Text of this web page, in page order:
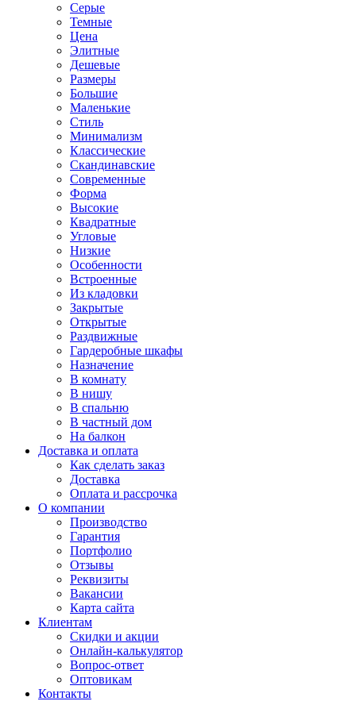
Серые
Темные
Цена
Элитные
Дешевые
Размеры
Большие
Маленькие
Стиль
Минимализм
Классические
Скандинавские
Современные
Форма
Высокие
Квадратные
Угловые
Низкие
Особенности
Встроенные
Из кладовки
Закрытые
Открытые
Раздвижные
Гардеробные шкафы
Назначение
В комнату
В нишу
В спальню
В частный дом
На балкон
Доставка и оплата
Как сделать заказ
Доставка
Оплата и рассрочка
О компании
Производство
Гарантия
Портфолио
Отзывы
Реквизиты
Вакансии
Карта сайта
Клиентам
Скидки и акции
Онлайн-калькулятор
Вопрос-ответ
Оптовикам
Контакты